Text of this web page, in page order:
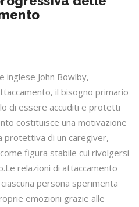
inglese John Bowlby,
il bisogno primario
di essere accuditi e protetti
costituisce una motivazione
protettiva di un caregiver,
figura stabile cui rivolgersi
relazioni di attaccamento
persona sperimenta
emozioni grazie alle